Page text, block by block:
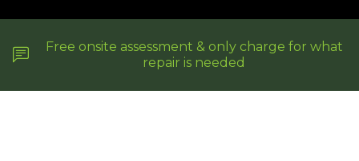
Free onsite assessment & only charge for what
repair is needed